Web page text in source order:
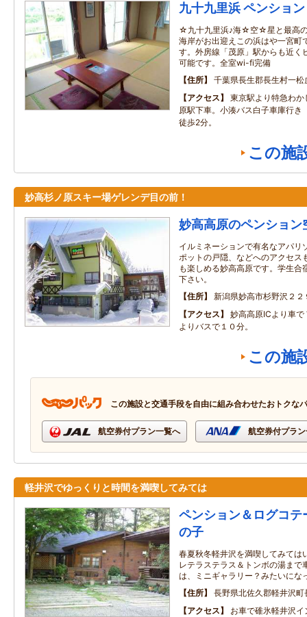
九十九里浜 ペンショ
☆九十九里浜♪海☆空☆星と最高の
海岸がお出迎えこの浜はや一宮町
す。外房線「茂原」駅からも近く
可能です。全室wi-fi完備
住所
千葉県長生郡長生村一
アクセス
東京駅より特急わ
原駅下車。小湊バス白子車庫行き
徒歩2分。
この施
妙高杉ノ原スキー場ゲレンデ目の前！
妙高高原のペンション
イルミネーションで有名なアパリ
ポットの戸隠、などへのアクセス
も楽しめる妙高高原です。学生合
下さい。
住所
新潟県妙高市杉野沢２２
アクセス
妙高高原ICより車
よりバスで１０分。
この施
この施設と交通手段を自由に組み合わせたおトクな
航空券付プラン一覧へ 航空券付プラ
軽井沢でゆっくりと時間を満喫してみては
ペンション＆ログコ
の子
春夏秋冬軽井沢を満喫してみては
レテラステラス＆トンボの湯まで
は、ミニギャラリー？みたいにな
住所
長野県北佐久郡軽井沢
アクセス
お車で碓氷軽井沢